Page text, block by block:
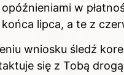
w
lipca, a te z
wniosku śledź
się z Tobą